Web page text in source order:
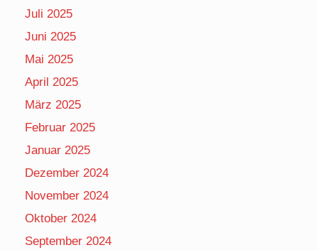
Juli 2025
Juni 2025
Mai 2025
April 2025
März 2025
Februar 2025
Januar 2025
Dezember 2024
November 2024
Oktober 2024
September 2024